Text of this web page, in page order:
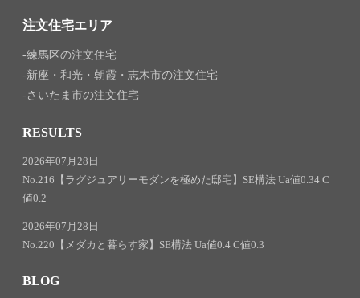
注文住宅エリア
練馬区の注文住宅
新座・和光・朝霞・志木市の注文住宅
さいたま市の注文住宅
RESULTS
2026年07月28日
No.216【ラグジュアリーモダンを極めた邸宅】SE構法 Ua値0.34 C
値0.2
2026年07月28日
No.220【メダカと暮らす家】SE構法 Ua値0.4 C値0.3
BLOG